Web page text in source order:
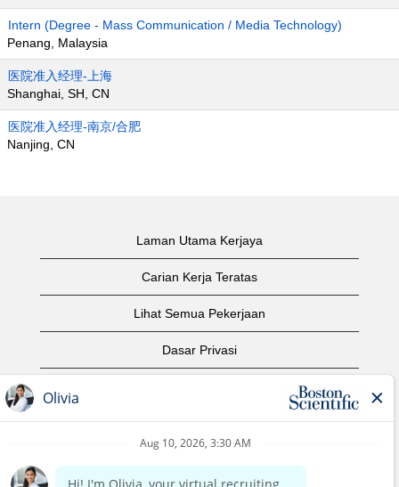
Intern (Degree - Mass Communication / Media Technology)
Penang, Malaysia
医院准入经理-上海
Shanghai, SH, CN
医院准入经理-南京/合肥
Nanjing, CN
Laman Utama Kerjaya
Carian Kerja Teratas
Lihat Semua Pekerjaan
Dasar Privasi
Notis Hak Cipta